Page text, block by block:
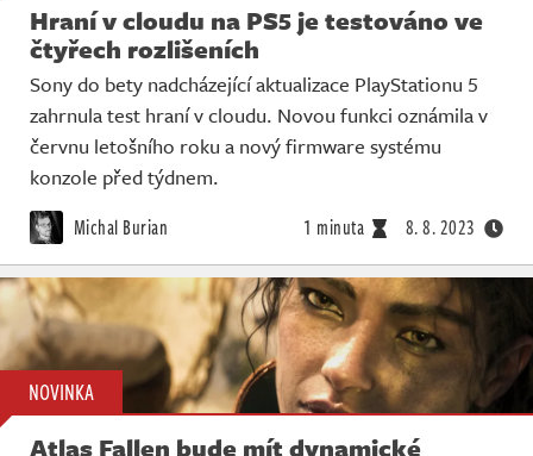
Hraní v cloudu na PS5 je testováno ve
čtyřech rozlišeních
Sony do bety nadcházející aktualizace PlayStationu 5
zahrnula test hraní v cloudu. Novou funkci oznámila v
červnu letošního roku a nový firmware systému
konzole před týdnem.
Michal Burian 1 minuta 8. 8. 2023
NOVINKA
Atlas Fallen bude mít dynamické